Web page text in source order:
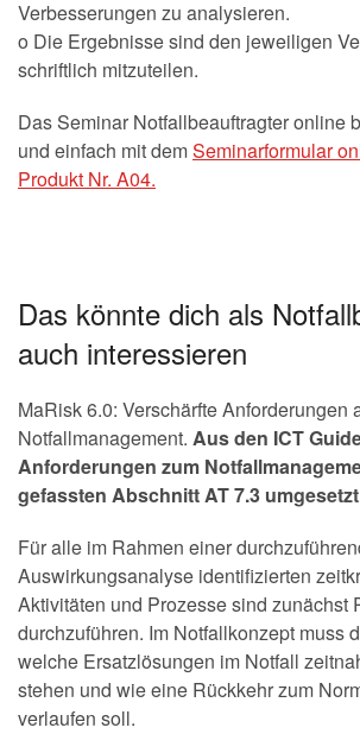
Verbesserungen zu analysieren.
o Die Ergebnisse sind den jeweiligen
schriftlich mitzuteilen.
Das Seminar Notfallbeauftragter online
und einfach mit demSeminarformular
Produkt Nr. A04.
Das könnte dich als
auch interessieren
MaRisk 6.0: Verschärfte Anforderungen
Notfallmanagement. Aus den ICT
Anforderungen zum
gefassten Abschnitt AT 7.3
Für alle im Rahmen einer
Auswirkungsanalyse identifizierten
Aktivitäten und Prozesse sind zunächst
durchzuführen. Im Notfallkonzept muss
welche Ersatzlösungen im Notfall
stehen und wie eine Rückkehr zum
verlaufen soll.